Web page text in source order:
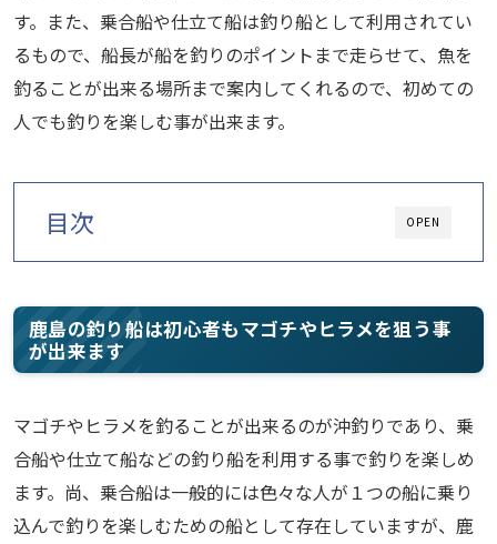
す。また、乗合船や仕立て船は釣り船として利用されてい
るもので、船長が船を釣りのポイントまで走らせて、魚を
釣ることが出来る場所まで案内してくれるので、初めての
人でも釣りを楽しむ事が出来ます。
OPEN
目次
鹿島の釣り船は初心者もマゴチやヒラメを狙う事
が出来ます
マゴチやヒラメを釣ることが出来るのが沖釣りであり、乗
合船や仕立て船などの釣り船を利用する事で釣りを楽しめ
ます。尚、乗合船は一般的には色々な人が１つの船に乗り
込んで釣りを楽しむための船として存在していますが、鹿